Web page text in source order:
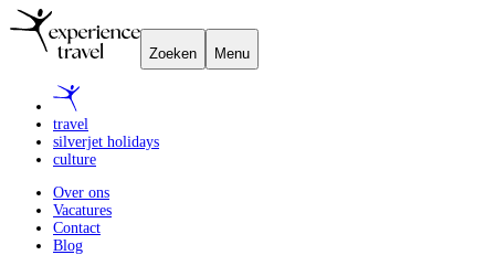
Zoeken Menu
travel
silverjet holidays
culture
Over ons
Vacatures
Contact
Blog